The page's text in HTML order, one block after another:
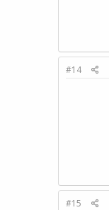
#14
#15